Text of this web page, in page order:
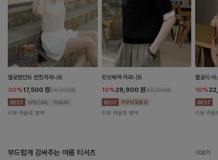
델로펜던트 펀칭카라니트
30%17,500 원24,900원
리뷰 카운트 영역
킹밋배색 카라니트
10%29,900 원33,200원
리뷰 카운트 영역
캘로이 비
10%
리뷰 카운
부드럽게 감싸주는 여름 티셔츠 더보기